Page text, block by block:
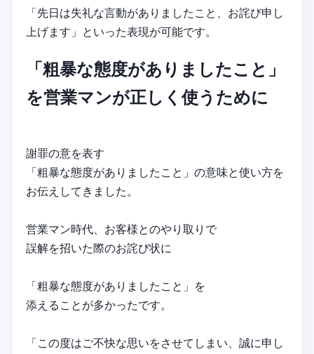
「先日は失礼な言動がありましたこと、お詫び申し
上げます」といった表現が可能です。
「粗暴な態度がありましたこと」
を営業マンが正しく使うために
謝罪の意を表す
「粗暴な態度がありましたこと」の意味と使い方を
お伝えしてきました。
営業マン時代、お客様とのやり取りで
誤解を招いた際のお詫び状に
「粗暴な態度がありましたこと」を
添えることが多かったです。
「この度はご不快な思いをさせてしまい、誠に申し